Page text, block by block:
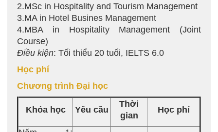
2.MSc in Hospitality and Tourism Management
3.MA in Hotel Busines Management
4.MBA in Hospitality Management (Joint
Course)
Điều kiện: Tối thiểu 20 tuổi, IELTS 6.0
Học phí
Chương trình Đại học
Khóa học Yêu cầu
Thời
gian
Học phí